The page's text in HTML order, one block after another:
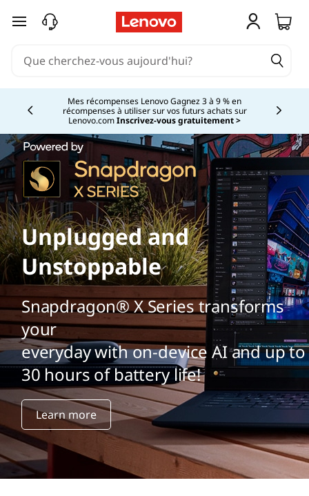
passer au contenu principal
Mes récompenses Lenovo Gagnez 3 à 9 % en
récompenses à utiliser sur vos futurs achats sur
Lenovo.comInscrivez-vous gratuitement >
Currently displaying item 2 of
Unplugged and
Unstoppable
Snapdragon® X Series transforms
your
everyday with on-device AI and up to
30 hours of battery life!
Learn more